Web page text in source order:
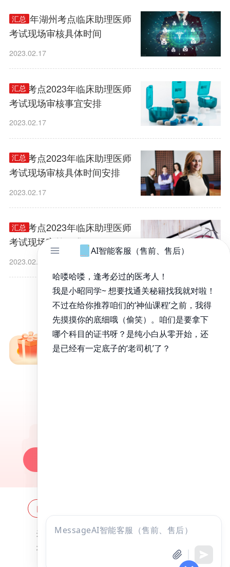
汇总
2023年湖州考点临床助理医师
考试现场审核具体时间
2023.02.17
汇总
嘉兴考点2023年临床助理医师
考试现场审核事宜安排
2023.02.17
汇总
嵊州考点2023年临床助理医师
考试现场审核具体时间安排
2023.02.17
汇总
舟山考点2023年临床助理医师
考试现场审核要求
2023.02.17
1/4
免费备考资料包
网站地图
违法和不良信息举报邮箱：zzjy-fw@yikao88.com
北京市西城区宣武门东河沿街69号正弘大厦208室
北京昭天下教育科技有限公司 版权所有
点击
全部考试 免费试听